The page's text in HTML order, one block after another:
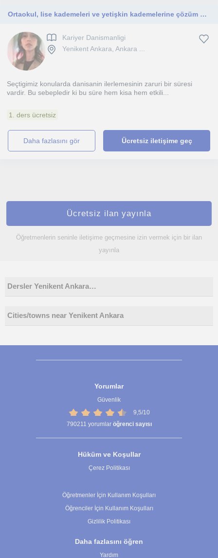
Ortaokul, lise kademeleri ve yetişkin kademelerine çözüm odaklı bireysel danışma verebilirim
Kariyer Danismanligi
Yenikent Ankara, Ankara ...
Seçtigimiz konularda danisanin ilerlemesinin zaruri bir süresi
vardir. Bu sebepledir ki bu süre hem kisa hem etkili...
1. ders ücretsiz
daha fazlasını gör Ücretsiz iletişime geç
Ücretsiz ilan yayınla
Öğretmenlerin seninle iletişime geçmesine izin vermek için bir ilan
yayınla
Dersler Yenikent Ankara…
Cities/towns near Yenikent Ankara
Yorumlar
Güvenlik
9,5/10
790211 yorumlar öğrenci sayısı
Hüküm ve Koşullar
Çerez Politikası
Öğretmenler İçin Kullanım Koşulları
Öğrenciler İçin Kullanım Koşulları
Gizlilik Politikası
Daha fazlasını öğren
Yardım